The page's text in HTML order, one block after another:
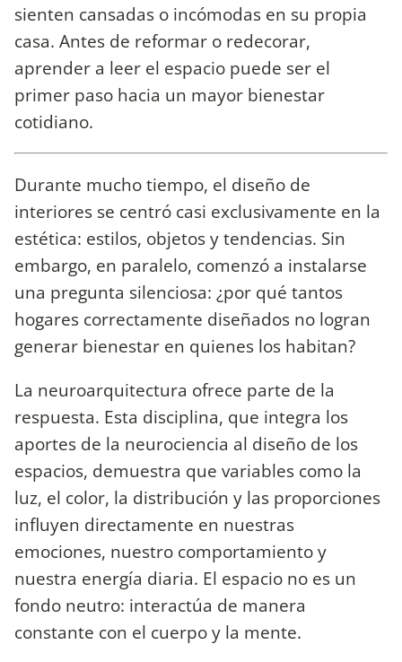
sienten cansadas o incómodas en su propia
casa. Antes de reformar o redecorar,
aprender a leer el espacio puede ser el
primer paso hacia un mayor bienestar
cotidiano.
Durante mucho tiempo, el diseño de
interiores se centró casi exclusivamente en la
estética: estilos, objetos y tendencias. Sin
embargo, en paralelo, comenzó a instalarse
una pregunta silenciosa: ¿por qué tantos
hogares correctamente diseñados no logran
generar bienestar en quienes los habitan?
La neuroarquitectura ofrece parte de la
respuesta. Esta disciplina, que integra los
aportes de la neurociencia al diseño de los
espacios, demuestra que variables como la
luz, el color, la distribución y las proporciones
influyen directamente en nuestras
emociones, nuestro comportamiento y
nuestra energía diaria. El espacio no es un
fondo neutro: interactúa de manera
constante con el cuerpo y la mente.